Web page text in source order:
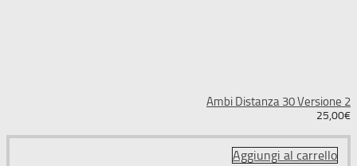
Ambi Distanza 30 Versione 2
25,00€
Aggiungi al carrello